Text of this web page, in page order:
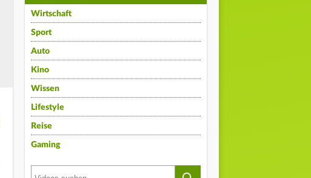
Wirtschaft
Sport
Auto
Kino
Wissen
Lifestyle
Reise
Gaming